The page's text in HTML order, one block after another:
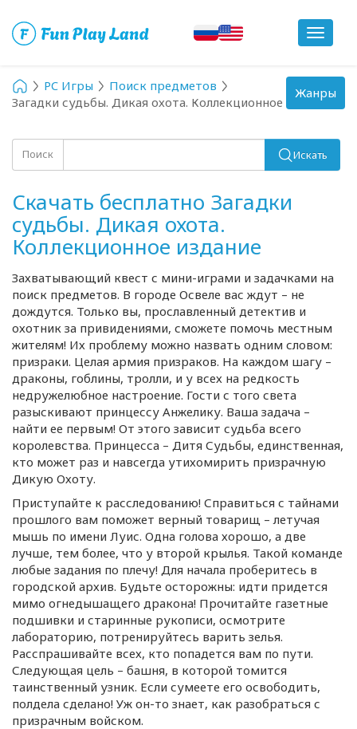
Toggle
PC Игры
Поиск предметов
Загадки судьбы. Дикая охота. Коллекционное издание
Поиск Искать
Скачать бесплатно Загадки
судьбы. Дикая охота.
Коллекционное издание
Захватывающий квест с мини-играми и задачками на
поиск предметов. В городе Освеле вас ждут – не
дождутся. Только вы, прославленный детектив и
охотник за привидениями, сможете помочь местным
жителям! Их проблему можно назвать одним словом:
призраки. Целая армия призраков. На каждом шагу –
драконы, гоблины, тролли, и у всех на редкость
недружелюбное настроение. Гости с того света
разыскивают принцессу Анжелику. Ваша задача –
найти ее первым! От этого зависит судьба всего
королевства. Принцесса – Дитя Судьбы, единственная,
кто может раз и навсегда утихомирить призрачную
Дикую Охоту.
Приступайте к расследованию! Справиться с тайнами
прошлого вам поможет верный товарищ – летучая
мышь по имени Луис. Одна голова хорошо, а две
лучше, тем более, что у второй крылья. Такой команде
любые задания по плечу! Для начала проберитесь в
городской архив. Будьте осторожны: идти придется
мимо огнедышащего дракона! Прочитайте газетные
подшивки и старинные рукописи, осмотрите
лабораторию, потренируйтесь варить зелья.
Расспрашивайте всех, кто попадется вам по пути.
Следующая цель – башня, в которой томится
таинственный узник. Если сумеете его освободить,
полдела сделано! Уж он-то знает, как разобраться с
призрачным войском.
Toggle
navigation
Жанры